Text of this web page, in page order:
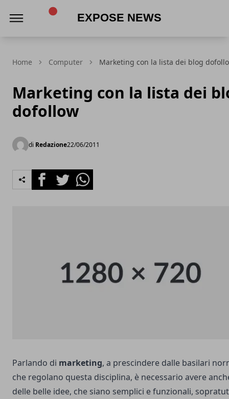
Home Computer Marketing con la lista dei blog
Marketing con la lista dei
dofollow
di Redazione22/06/2011
FacebookTwitterWhatsapp
Parlando di marketing, a prescindere dalle basilari
che regolano questa disciplina, è necessario avere
delle belle idee, che siano semplici e funzionali,